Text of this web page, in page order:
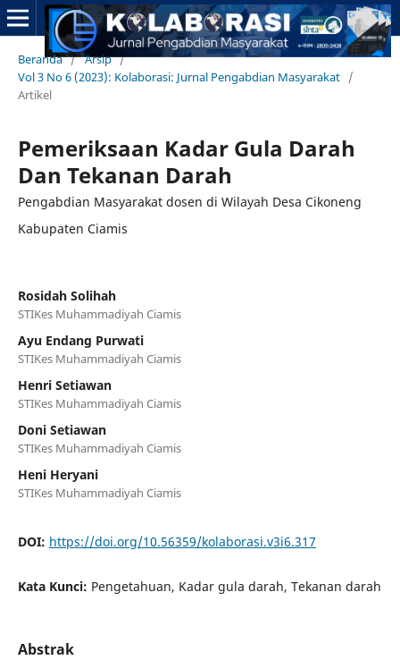
Beranda / Arsip /
Vol 3 No 6 (2023): Kolaborasi: Jurnal Pengabdian Masyarakat /
Artikel
Pemeriksaan Kadar Gula Darah
Dan Tekanan Darah
Pengabdian Masyarakat dosen di Wilayah Desa Cikoneng
Kabupaten Ciamis
Rosidah Solihah
STIKes Muhammadiyah Ciamis
Ayu Endang Purwati
STIKes Muhammadiyah Ciamis
Henri Setiawan
STIKes Muhammadiyah Ciamis
Doni Setiawan
STIKes Muhammadiyah Ciamis
Heni Heryani
STIKes Muhammadiyah Ciamis
DOI: https://doi.org/10.56359/kolaborasi.v3i6.317
Kata Kunci: Pengetahuan, Kadar gula darah, Tekanan darah
Abstrak